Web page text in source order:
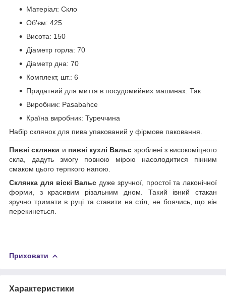
Матеріал: Скло
Об'єм: 425
Висота: 150
Діаметр горла: 70
Діаметр дна: 70
Комплект, шт.: 6
Придатний для миття в посудомийних машинах: Так
Виробник: Рasabahce
Країна виробник: Туреччина
Набір склянок для пива упакований у фірмове паковання.
Пивні склянки и пивні кухлі Вальс зроблені з високоміцного
скла, дадуть змогу повною мірою насолодитися пінним
смаком цього терпкого напою.
Склянка для віскі Вальс дуже зручної, простої та лаконічної
форми, з красивим різальним дном. Такий івний стакан
зручно тримати в руці та ставити на стіл, не боячись, що він
перекинеться.
Приховати
Характеристики